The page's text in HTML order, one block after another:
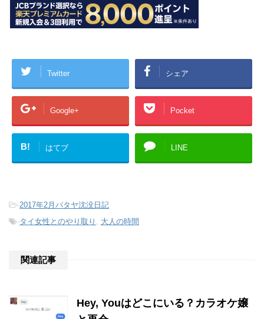
Twitter シェア
Google+ Pocket
B! はてブ LINE
-2017年2月パタヤ沈没日記
-タイ女性とのやり取り , 大人の時間
関連記事
Hey, Youはどこにいる？カラオケ嬢